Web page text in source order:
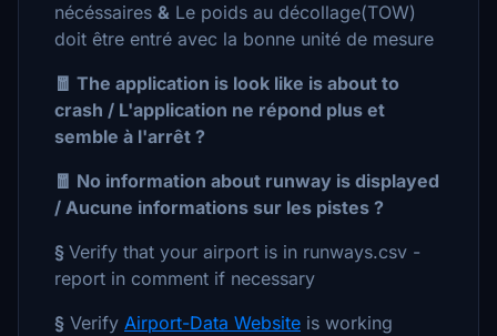
nécéssaires & Le poids au décollage(TOW)
doit être entré avec la bonne unité de mesure
🧧 The application is look like is about to
crash / L'application ne répond plus et
semble à l'arrêt ?
🧧 No information about runway is displayed
/ Aucune informations sur les pistes ?
§ Verify that your airport is in runways.csv -
report in comment if necessary
§ Verify Airport-Data Website is working